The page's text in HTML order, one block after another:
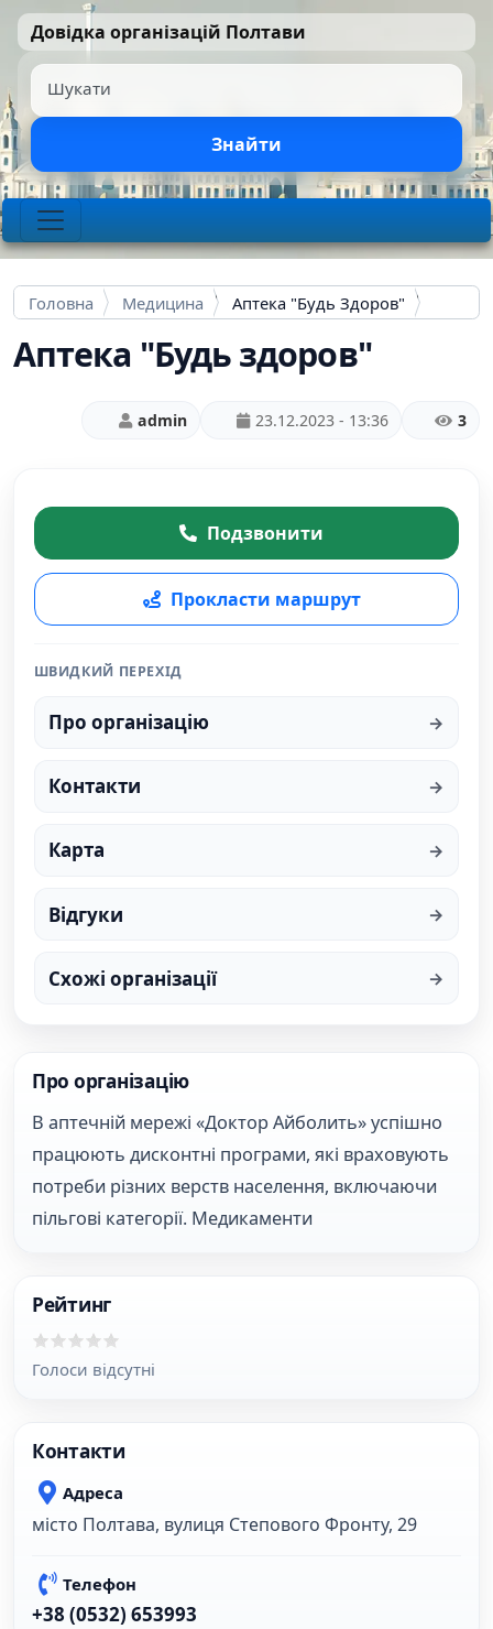
Перейти до основного вмісту
Довідка організацій Полтави
Шукати
Знайти
Головна Медицина Аптека "Будь Здоров"
Аптека "Будь здоров"
admin 23.12.2023 - 13:36 3
Про організацію
В аптечній мережі «Доктор Айболить» успішно
працюють дисконтні програми, які враховують
потреби різних верств населення, включаючи
пільгові категорії. Медикаменти
Рейтинг
Голоси відсутні
Контакти
Адреса
місто Полтава, вулиця Степового Фронту, 29
Телефон
+38 (0532) 653993
Подзвонити
Прокласти маршрут
ШВИДКИЙ ПЕРЕХІД
Про організацію
Контакти
Карта
Відгуки
Схожі організації